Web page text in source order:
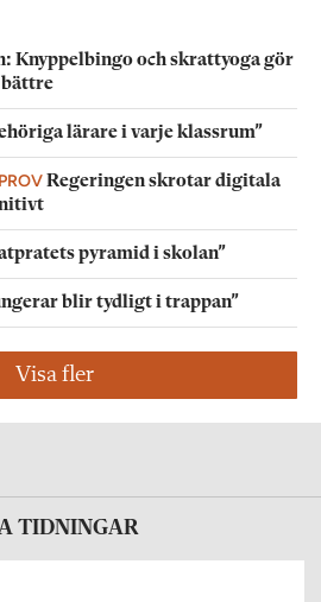
Knyppelbingo och skrattyoga gör
lärare i varje klassrum”
Regeringen skrotar digitala
pyramid i skolan”
blir tydligt i trappan”
Visa fler
TIDNINGAR